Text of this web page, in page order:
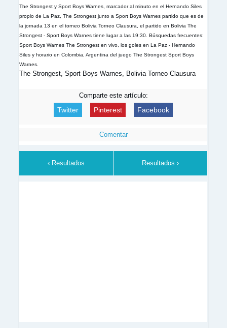
The Strongest y Sport Boys Warnes, marcador al minuto en el Hernando Siles
propio de La Paz, The Strongest junto a Sport Boys Warnes partido que es de
la jornada 13 en el torneo Bolivia Torneo Clausura, el partido en Bolivia The
Strongest - Sport Boys Warnes tiene lugar a las 19:30. Búsquedas frecuentes:
Sport Boys Warnes The Strongest en vivo, los goles en La Paz - Hernando
Siles y horario en Colombia, Argentina del juego The Strongest Sport Boys
Warnes.
The Strongest, Sport Boys Warnes, Bolivia Torneo Clausura
Comparte este artículo:
Twitter Pinterest Facebook
Comentar
‹ Resultados Resultados ›